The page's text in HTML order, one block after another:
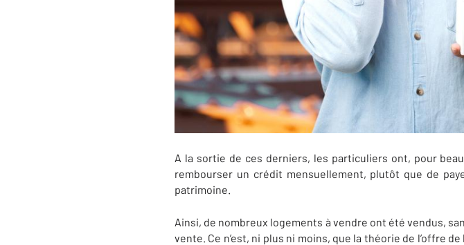
A la sortie de ces derniers, les particuliers ont, pour
rembourser un crédit mensuellement, plutôt que de
patrimoine.
Ainsi, de nombreux logements à vendre ont été vendus,
vente. Ce n’est, ni plus ni moins, que la théorie de l’offre